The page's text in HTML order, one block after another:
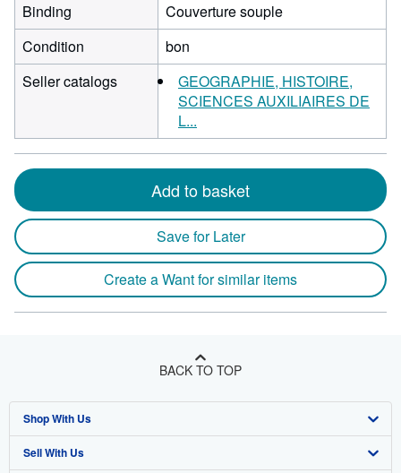
Binding
Couverture souple
Condition
bon
Seller catalogs
GEOGRAPHIE, HISTOIRE,
SCIENCES AUXILIAIRES DE
L...
Add to basket
Save for Later
Create a Want for similar items
BACK TO TOP
Shop With Us
Advanced Search
Sell With Us